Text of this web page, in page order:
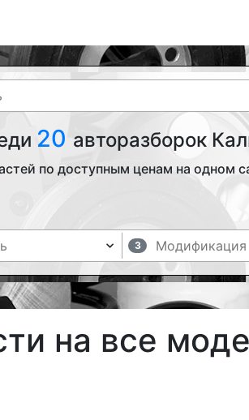
20 авторазборок
по доступным ценам на одном
3
на все